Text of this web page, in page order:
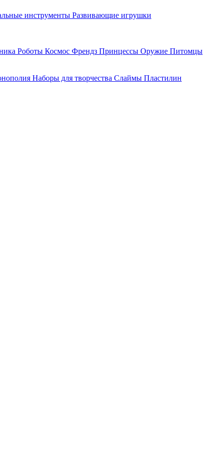
инструменты Развивающие игрушки
Роботы Космос Френдз Принцессы Оружие Питомцы
Наборы для творчества Слаймы Пластилин